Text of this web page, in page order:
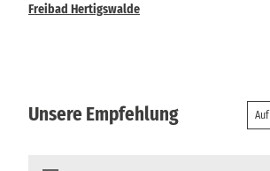
Freibad Hertigswalde
Unsere Empfehlung